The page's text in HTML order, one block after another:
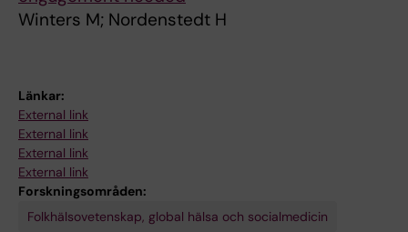
Winters M; Nordenstedt H
Länkar:
External link
External link
External link
External link
Forskningsområden:
Folkhälsovetenskap, global hälsa och socialmedicin